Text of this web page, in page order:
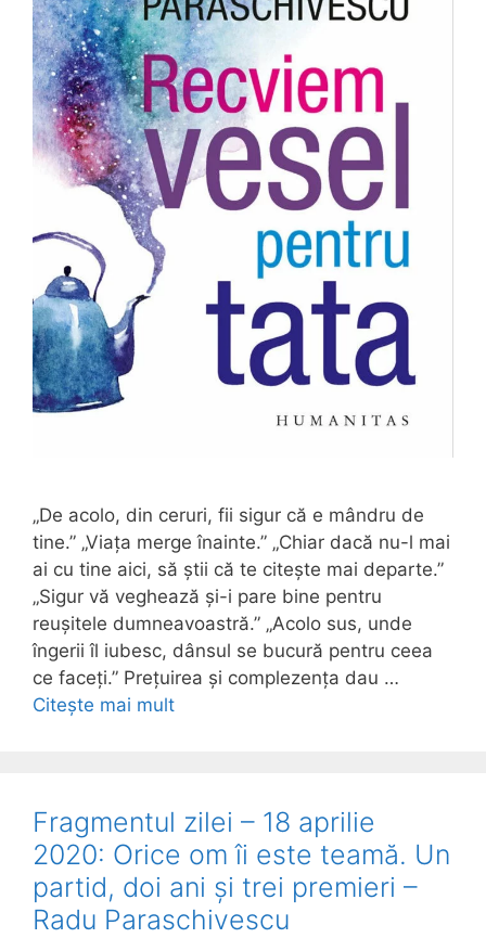
„De acolo, din ceruri, fii sigur că e mândru de
tine.” „Viața merge înainte.” „Chiar dacă nu-l mai
ai cu tine aici, să știi că te citește mai departe.”
„Sigur vă veghează și-i pare bine pentru
reușitele dumneavoastră.” „Acolo sus, unde
îngerii îl iubesc, dânsul se bucură pentru ceea
ce faceți.” Prețuirea și complezența dau …
Citește mai mult
Fragmentul zilei – 18 aprilie
2020: Orice om îi este teamă. Un
partid, doi ani și trei premieri –
Radu Paraschivescu